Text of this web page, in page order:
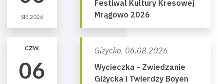
SIE 2026
Festiwal Kultury Kresowej
Mrągowo 2026
CZW.
06
Giżycko, 06.08.2026
Wycieczka - Zwiedzanie
Giżycka i Twierdzy Boyen